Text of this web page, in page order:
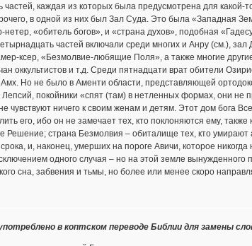
частей, каждая из которых была предусмотрена для
в одной из них был Зал Суда. Это была «Западная
нетер, «обитель богов», и «страна духов», подобная
частей включали среди многих и Анру (см.),
ксер, «Безмолвие-любящие Поля», а также многие
оккультистов и т.д. Среди пятнадцати врат обители
Но не было в Аменти области, представляющей
Лепсий, покойники «спят (там) в нетленных формах, они
чувствуют ничего к своим женам и детям. Этот дом бога
его, ибо он не замечает тех, кто поклоняются ему,
Решение; страна Безмолвия – обиталище тех, кто
и, наконец, умерших на пороге Авичи, которое
одного случая – но на этой земле
сна, забвения и тьмы, но более или менее скоро
в коптском переводе Библии для замены